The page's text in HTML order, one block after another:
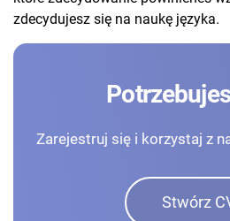
zdecydujesz się na naukę języka.
Zarejestruj się i korzystaj z
Stwórz